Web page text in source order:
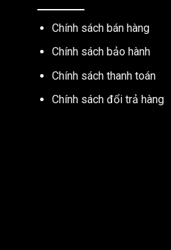
Chính sách bán hàng
Chính sách bảo hành
Chính sách thanh toán
Chính sách đổi trả hàng